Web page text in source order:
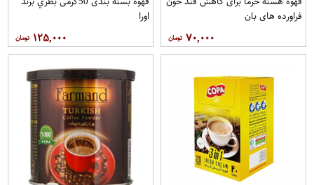
فراورده های بان
۷۰,۰۰۰
اورا
۱۲۵,۰۰۰